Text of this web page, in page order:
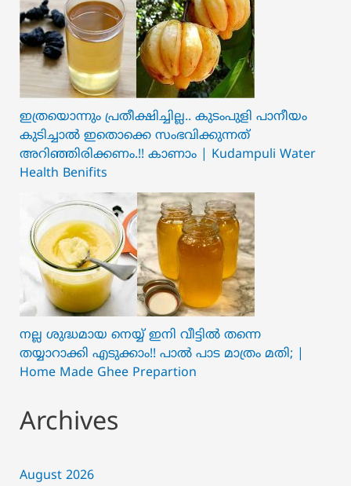
ഇത്രയൊന്നും പ്രതീക്ഷിച്ചില്ല.. ക‍ു‌ടംപുളി പാനീയം
കുടിച്ചാൽ ഇതൊക്കെ സംഭവിക്കുന്നത്
അറിഞ്ഞിരിക്കണം.!! കാണാം | Kudampuli Water
Health Benifits
നല്ല ശുദ്ധമായ നെയ്യ് ഇനി വീട്ടിൽ തന്നെ
തയ്യാറാക്കി എടുക്കാം!! പാൽ പാട മാത്രം മതി; |
Home Made Ghee Prepartion
Archives
August 2026